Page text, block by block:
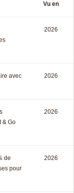
Vu en
2026
avec
2026
& Go
2026
de
pour
2026